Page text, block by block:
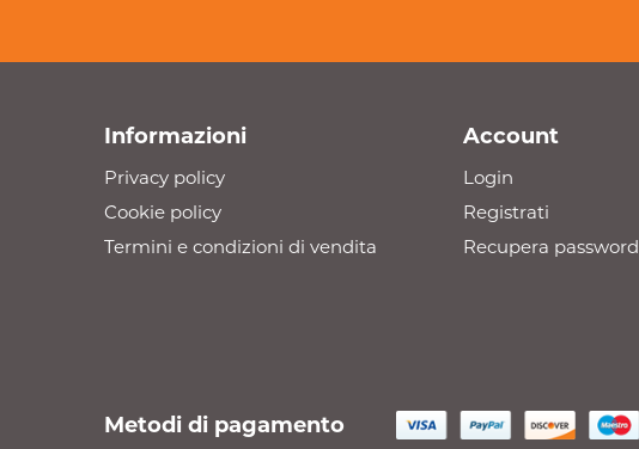
Informazioni
Privacy policy
Cookie policy
Termini e condizioni di vendita
Account
Login
Registrati
Recupera password
Metodi di pagamento